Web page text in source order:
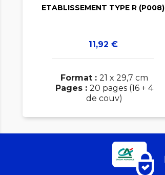
ETABLISSEMENT TYPE R (P008)
Prix
11,92 €
Format : 21 x 29,7 cm
Pages : 20 pages (16 + 4
de couv)